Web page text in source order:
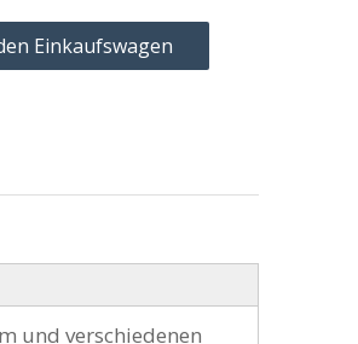
Einkaufswagen
und verschiedenen